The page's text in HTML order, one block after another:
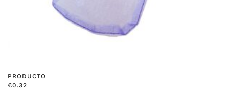
PRODUCTO
€0.32